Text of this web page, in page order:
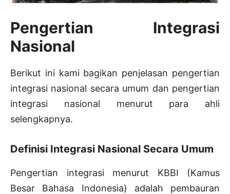
Pengertian Integrasi
Nasional
Berikut ini kami bagikan penjelasan pengertian
integrasi nasional secara umum dan pengertian
integrasi nasional menurut para ahli
selengkapnya.
Definisi Integrasi Nasional Secara Umum
Pengertian integrasi menurut KBBI (Kamus
Besar Bahasa Indonesia) adalah pembauran